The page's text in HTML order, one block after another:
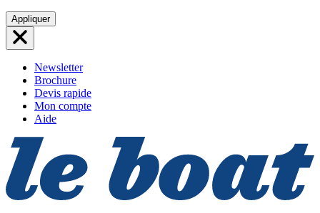
Aller
au
contenu
Appliquer
Newsletter
Brochure
Devis rapide
Mon compte
Aide